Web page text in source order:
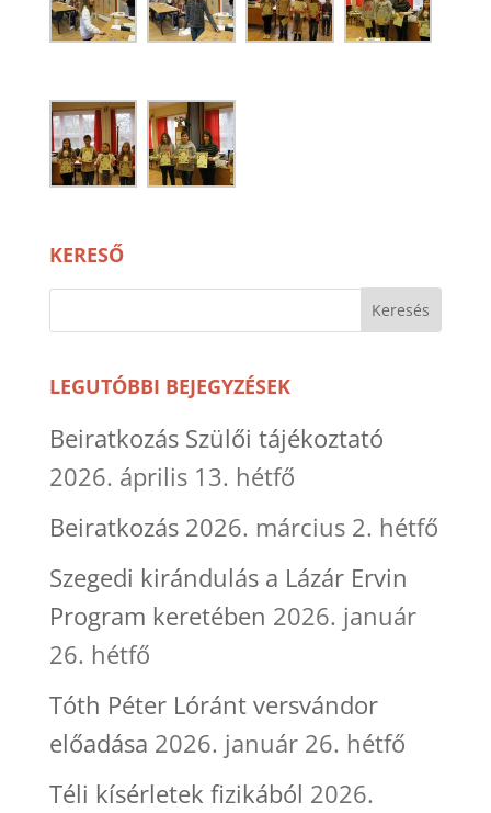
KERESŐ
LEGUTÓBBI BEJEGYZÉSEK
Beiratkozás Szülői tájékoztató
2026. április 13. hétfő
Beiratkozás 2026. március 2. hétfő
Szegedi kirándulás a Lázár Ervin
Program keretében 2026. január
26. hétfő
Tóth Péter Lóránt versvándor
előadása 2026. január 26. hétfő
Téli kísérletek fizikából 2026.